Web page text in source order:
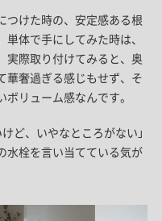
つけた時の、安定感ある根
体で手にしてみた時は、
実際取り付けてみると、奥
華奢過ぎる感じもせず、そ
リューム感なんです。
ど、いやなところがない」
水栓を言い当てている気が